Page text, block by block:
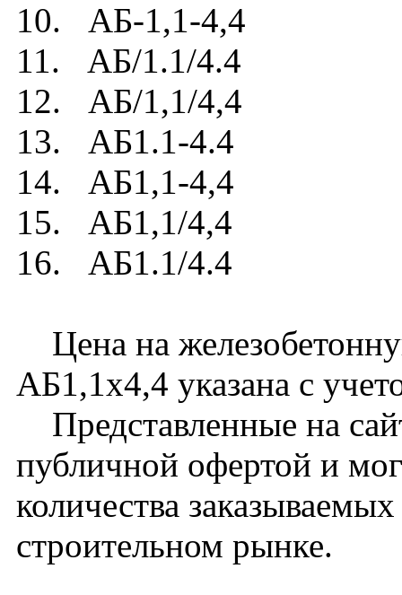
10. АБ-1,1-4,4
11. АБ/1.1/4.4
12. АБ/1,1/4,4
13. АБ1.1-4.4
14. АБ1,1-4,4
15. АБ1,1/4,4
16. АБ1.1/4.4
Цена на
АБ1,1х4,4 указана с
Представленные на
публичной офертой и
количества
строительном рынке.